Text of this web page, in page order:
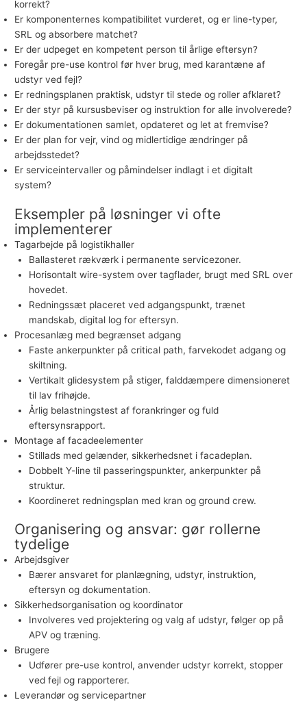
korrekt?
Er komponenternes kompatibilitet vurderet, og er line-typer,
SRL og absorbere matchet?
Er der udpeget en kompetent person til årlige eftersyn?
Foregår pre-use kontrol før hver brug, med karantæne af
udstyr ved fejl?
Er redningsplanen praktisk, udstyr til stede og roller afklaret?
Er der styr på kursusbeviser og instruktion for alle involverede?
Er dokumentationen samlet, opdateret og let at fremvise?
Er der plan for vejr, vind og midlertidige ændringer på
arbejdsstedet?
Er serviceintervaller og påmindelser indlagt i et digitalt
system?
Eksempler på løsninger vi ofte
implementerer
Tagarbejde på logistikhaller
Ballasteret rækværk i permanente servicezoner.
Horisontalt wire-system over tagflader, brugt med SRL over
hovedet.
Redningssæt placeret ved adgangspunkt, trænet
mandskab, digital log for eftersyn.
Procesanlæg med begrænset adgang
Faste ankerpunkter på critical path, farvekodet adgang og
skiltning.
Vertikalt glidesystem på stiger, falddæmpere dimensioneret
til lav frihøjde.
Årlig belastningstest af forankringer og fuld
eftersynsrapport.
Montage af facadeelementer
Stillads med gelænder, sikkerhedsnet i facadeplan.
Dobbelt Y-line til passeringspunkter, ankerpunkter på
struktur.
Koordineret redningsplan med kran og ground crew.
Organisering og ansvar: gør rollerne
tydelige
Arbejdsgiver
Bærer ansvaret for planlægning, udstyr, instruktion,
eftersyn og dokumentation.
Sikkerhedsorganisation og koordinator
Involveres ved projektering og valg af udstyr, følger op på
APV og træning.
Brugere
Udfører pre-use kontrol, anvender udstyr korrekt, stopper
ved fejl og rapporterer.
Leverandør og servicepartner